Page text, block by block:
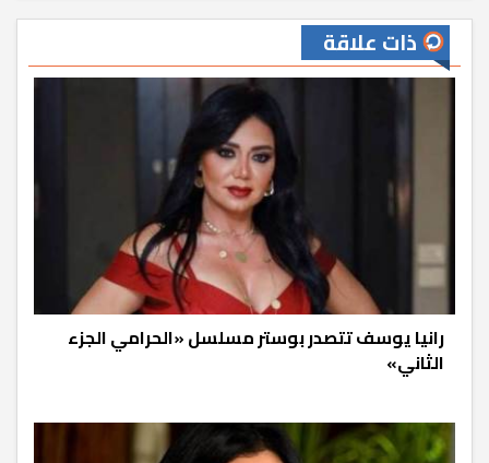
ذات علاقة
رانيا يوسف تتصدر بوستر مسلسل «الحرامي الجزء
الثاني»